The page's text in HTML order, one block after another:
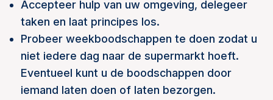
Accepteer hulp van uw omgeving, delegeer
taken en laat principes los.
Probeer weekboodschappen te doen zodat u
niet iedere dag naar de supermarkt hoeft.
Eventueel kunt u de boodschappen door
iemand laten doen of laten bezorgen.